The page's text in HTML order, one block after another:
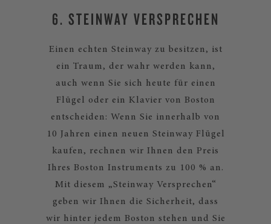
6. STEINWAY VERSPRECHEN
Einen echten Steinway zu besitzen, ist
ein Traum, der wahr werden kann,
auch wenn Sie sich heute für einen
Flügel oder ein Klavier von Boston
entscheiden: Wenn Sie innerhalb von
10 Jahren einen neuen Steinway Flügel
kaufen, rechnen wir Ihnen den Preis
Ihres Boston Instruments zu 100 % an.
Mit diesem „Steinway Versprechen“
geben wir Ihnen die Sicherheit, dass
wir hinter jedem Boston stehen und Sie